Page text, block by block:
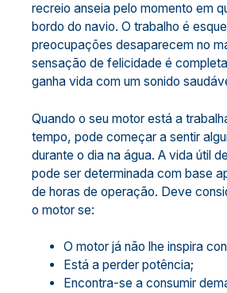
recreio anseia pelo momento em
bordo do navio. O trabalho é
preocupações desaparecem no
sensação de felicidade é
ganha vida com um sonido
Quando o seu motor está a
tempo, pode começar a sentir
durante o dia na água. A vida útil
pode ser determinada com base
de horas de operação. Deve
o motor se:
O motor já não lhe inspira
Está a perder potência;
Encontra-se a consumir